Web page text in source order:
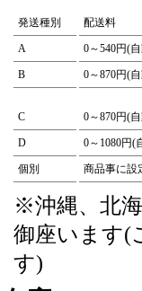
発送種別 配送料
A 0～540円(
B 0～870円(
C 0～870円(
D 0～1080円(
個別 商品事に設
※沖縄、北
御座います(
す)